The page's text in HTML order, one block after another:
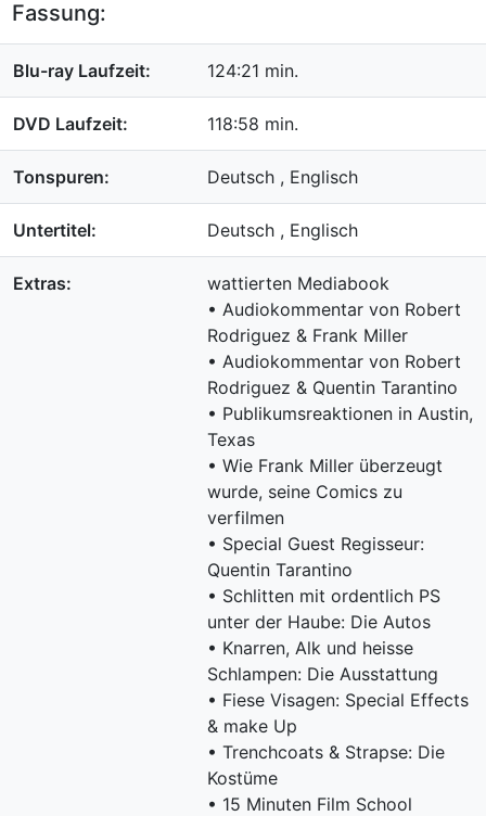
Fassung:
Blu-ray Laufzeit: 124:21 min.
DVD Laufzeit: 118:58 min.
Tonspuren: Deutsch , Englisch
Untertitel: Deutsch , Englisch
Extras:
wattierten Mediabook
• Audiokommentar von Robert
Rodriguez & Frank Miller
• Audiokommentar von Robert
Rodriguez & Quentin Tarantino
• Publikumsreaktionen in Austin,
Texas
• Wie Frank Miller überzeugt
wurde, seine Comics zu
verfilmen
• Special Guest Regisseur:
Quentin Tarantino
• Schlitten mit ordentlich PS
unter der Haube: Die Autos
• Knarren, Alk und heisse
Schlampen: Die Ausstattung
• Fiese Visagen: Special Effects
& make Up
• Trenchcoats & Strapse: Die
Kostüme
• 15 Minuten Film School